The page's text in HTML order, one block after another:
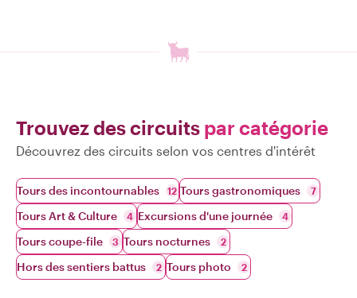
Trouvez des circuits par catégorie
Découvrez des circuits selon vos centres d'intérêt
Tours des incontournables 12 Tours gastronomiques 7
Tours Art & Culture 4 Excursions d'une journée 4
Tours coupe-file 3 Tours nocturnes 2
Hors des sentiers battus 2 Tours photo 2